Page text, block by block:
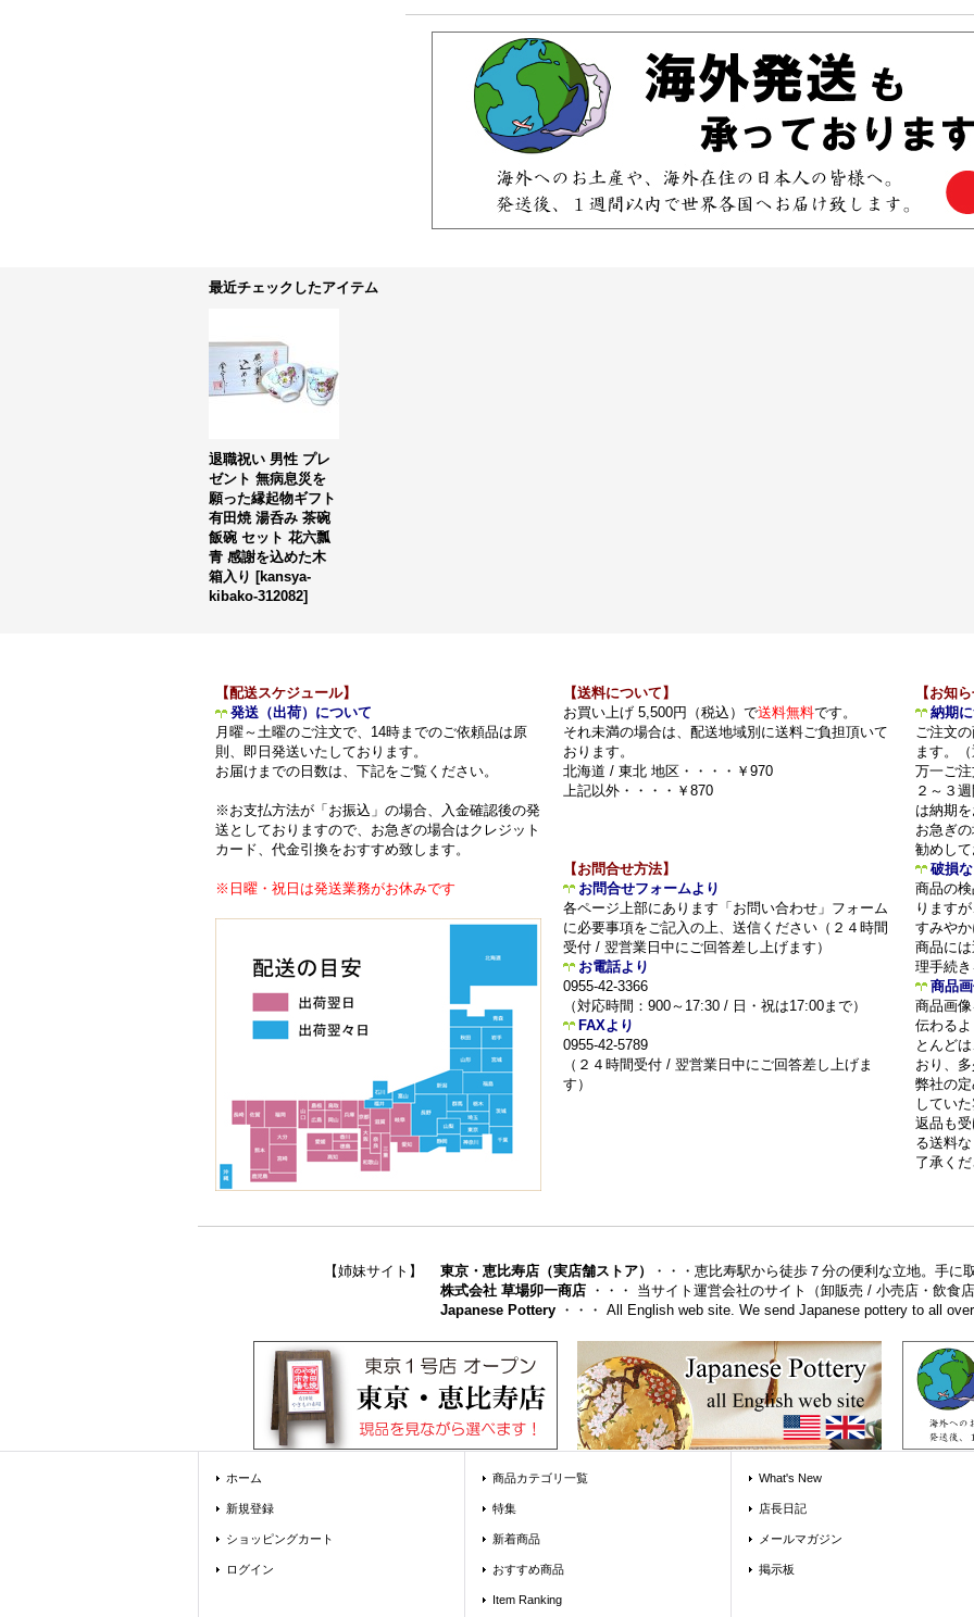
最近チェックしたアイテム
退職祝い 男性 プレ
ゼント 無病息災を
願った縁起物ギフト
有田焼 湯呑み 茶碗
飯碗 セット 花六瓢
青 感謝を込めた木
箱入り [kansya-
kibako-312082]
【配送スケジュール】
発送（出荷）について
月曜～土曜のご注文で、14時までのご依頼品は原
則、即日発送いたしております。
お届けまでの日数は、下記をご覧ください。
※お支払方法が「お振込」の場合、入金確認後の発
送としておりますので、お急ぎの場合はクレジット
カード、代金引換をおすすめ致します。
※日曜・祝日は発送業務がお休みです
【送料について】
お買い上げ 5,500円（税込）で送料無料です。
それ未満の場合は、配送地域別に送料ご負担頂いて
おります。
北海道 / 東北 地区・・・・￥970
上記以外・・・・￥870
【お問合せ方法】
お問合せフォームより
各ページ上部にあります「お問い合わせ」フォーム
に必要事項をご記入の上、送信ください（２４時間
受付 / 翌営業日中にご回答差し上げます）
お電話より
0955-42-3366
（対応時間：900～17:30 / 日・祝は17:00まで）
FAXより
0955-42-5789
（２４時間受付 / 翌営業日中にご回答差し上げま
す）
【お知
納期
ご注文
ます。
万一ご
２～３
は納期
お急ぎ
勧めし
破損
商品の
ります
すみや
商品に
理手続
商品
商品画
伝わる
とんど
おり、
弊社の
してい
返品も
る送料
了承く
【姉妹サイト】 東京・恵比寿店（実店舗ストア）
・・・恵比寿駅から徒歩７分の便利な立地。手に
株式会社 草場卯一商店 ・・・ 当サイト運営会社のサイト（卸販売 / 小売店・飲
Japanese Pottery ・・・ All English web site. We send Japanese pottery to all
ホーム
新規登録
ショッピングカート
ログイン
商品カテゴリ一覧
特集
新着商品
おすすめ商品
Item Ranking
What's New
店長日記
メールマガジン
掲示板